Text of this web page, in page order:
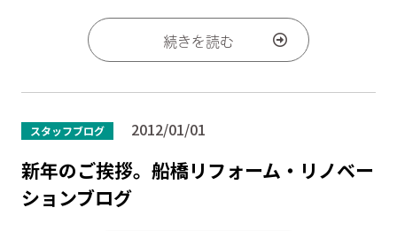
続きを読む
スタッフブログ 2012/01/01
新年のご挨拶。船橋リフォーム・リノベー
ションブログ